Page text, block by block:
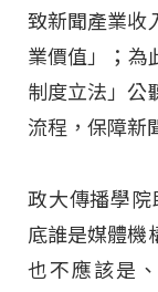
致新聞產業收
業價值」；為
制度立法」公
流程，保障新
政大傳播學院
底誰是媒體機
也不應該是